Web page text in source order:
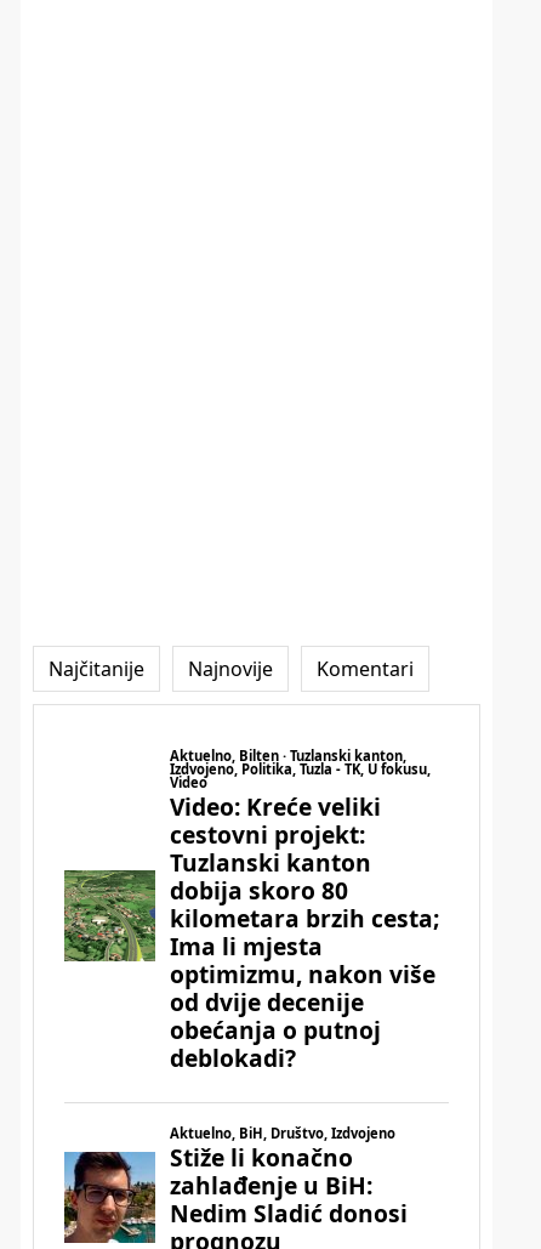
Najčitanije Najnovije Komentari